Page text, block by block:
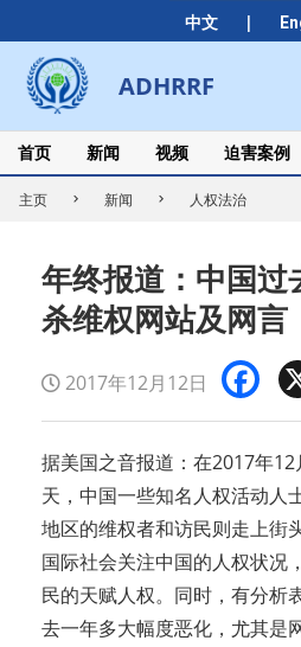
中文 |
to
content
ADHRRF
Secondary
Navigation
Menu
首页 新闻 视频 迫害案例
主页 新闻 人权法治
年终报道：中国过
杀维权网站及网言
2017年12月12日
据美国之音报道：在2017年12
天，中国一些知名人权活动人
地区的维权者和访民则走上街
国际社会关注中国的人权状况
民的天赋人权。同时，有分析
去一年多大幅度恶化，尤其是